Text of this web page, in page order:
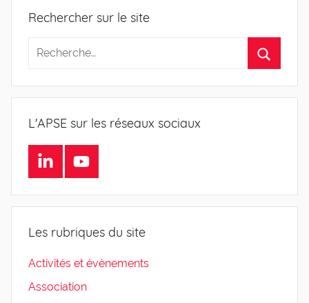
Rechercher sur le site
L'APSE sur les réseaux sociaux
LinkedInYoutube
Les rubriques du site
Activités et évènements
Association